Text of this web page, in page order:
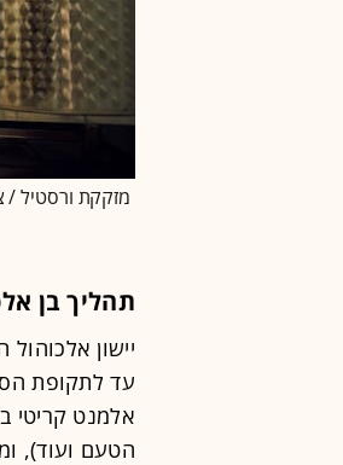
מזקקת ורסטיל /
תהליך בן
יישון
עד לתקופת
אלמנט קריטי
הטעם ועוד),